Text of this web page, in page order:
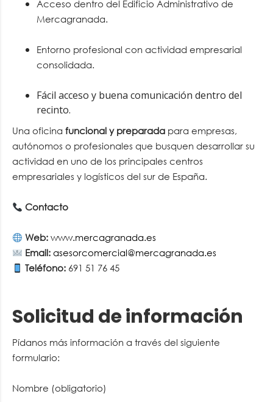
Acceso dentro del Edificio Administrativo de
Mercagranada.
Entorno profesional con actividad empresarial
consolidada.
Fácil acceso y buena comunicación dentro del
recinto.
Una oficina funcional y preparada para empresas,
autónomos o profesionales que busquen desarrollar su
actividad en uno de los principales centros
empresariales y logísticos del sur de España.
Contacto
Web: www.mercagranada.es
Email: asesorcomercial@mercagranada.es
Teléfono: 691 51 76 45
Solicitud de información
Pídanos más información a través del siguiente
formulario:
Nombre (obligatorio)